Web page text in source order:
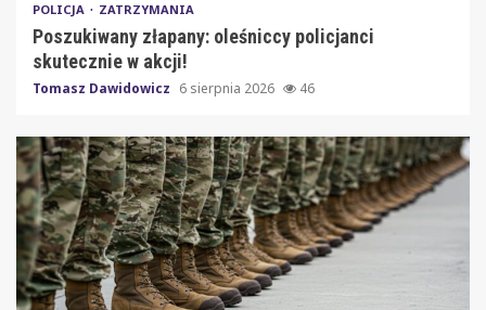
POLICJA ZATRZYMANIA
Poszukiwany złapany: oleśniccy policjanci
skutecznie w akcji!
Tomasz Dawidowicz 6 sierpnia 2026 46